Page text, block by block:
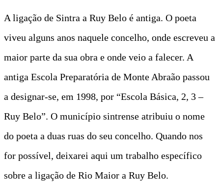
A ligação de Sintra a Ruy Belo é antiga. O poeta
viveu alguns anos naquele concelho, onde escreveu a
maior parte da sua obra e onde veio a falecer. A
antiga Escola Preparatória de Monte Abraão passou
a designar-se, em 1998, por “Escola Básica, 2, 3 –
Ruy Belo”. O município sintrense atribuiu o nome
do poeta a duas ruas do seu concelho. Quando nos
for possível, deixarei aqui um trabalho específico
sobre a ligação de Rio Maior a Ruy Belo.